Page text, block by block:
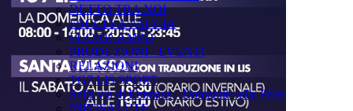
DETTO TRA NOI
FACCIA A FACCIA
FUORICAMPO
PRODUZIONI - EVENTI
RELAZIONI
TG7 LIS SPORT
Sulla via di Emmaus - Domande sulla Fede